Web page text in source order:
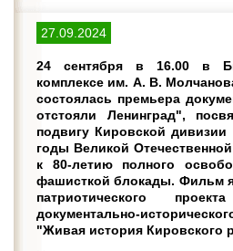
27.09.2024
24 сентября в 16.00 в
комплексе им. А. В.
состоялась премьера
отстояли Ленинград",
подвигу Кировской дивизии
годы Великой
к 80-летию полного
фашисткой блокады. Фильм
патриотического
документально-
"Живая история Кировского